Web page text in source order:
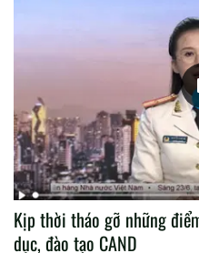
Kịp thời tháo gỡ những
dục, đào tạo CAND